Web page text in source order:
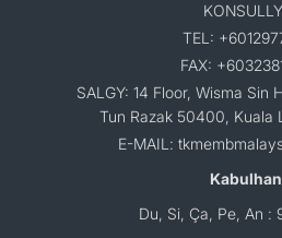
TEL:
FAX:
SALGY: 14 Floor, Wisma Sin
Tun Razak 50400, Kuala
E-MAIL:
Du, Si, Ça, Pe, An :